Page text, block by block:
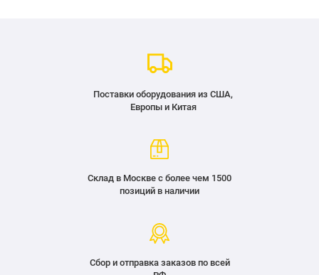
Поставки оборудования из США,
Европы и Китая
Склад в Москве с более чем 1500
позиций в наличии
Сбор и отправка заказов по всей